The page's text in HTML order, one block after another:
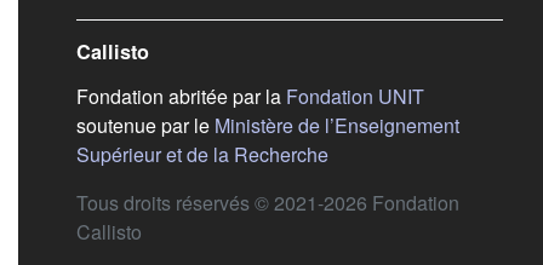
Callisto
Fondation abritée par la Fondation UNIT(s'ouvre
soutenue par le Ministère de l’Enseignement
Supérieur et de la Recherche(s'ouvre dans un nouvel
Tous droits réservés © 2021-2026 Fondation
Callisto